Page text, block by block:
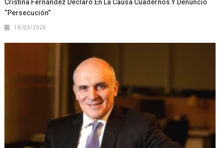
Cristina Fernández Declaró En La Causa Cuadernos Y Denunció
“persecución”
18/03/2026